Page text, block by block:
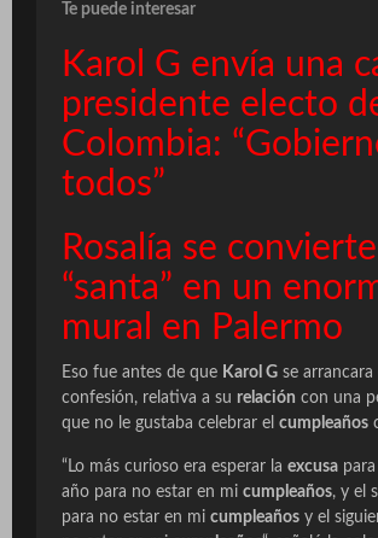
Te puede interesar
Karol G envía una
presidente electo
Colombia:
todos”
Rosalía se
“santa” en un
mural en Palermo
Eso fue antes de que Karol G se arrancara
confesión, relativa a su relación con una
que no le gustaba celebrar el cumpleaños
“Lo más curioso era esperar la excusa
año para no estar en mi cumpleaños, y el
para no estar en mi cumpleaños y el